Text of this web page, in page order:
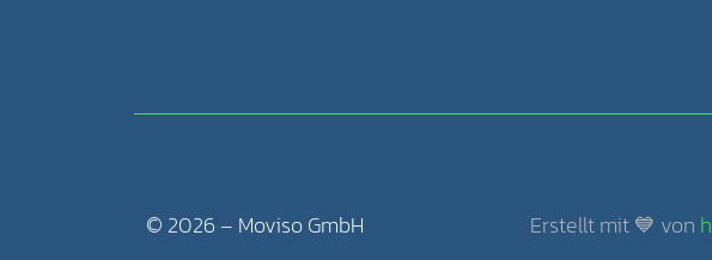
© 2026 – Moviso GmbH Erstellt mit 💙 von